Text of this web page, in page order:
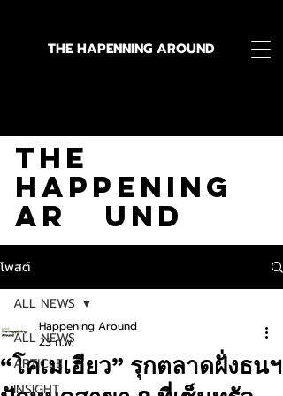
THE HAPENNING AROUND
The
Happening
Ar und
โพสต์
ALL NEWS
ARTICLE
INSIGHT
ALL NEWS
“โคเมเฮียว” รุกตลาดฝั่งธนฯ
Happening Around
23 ก.พ.